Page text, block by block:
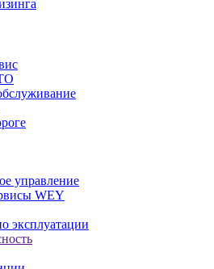
управление
WEY
эксплуатации